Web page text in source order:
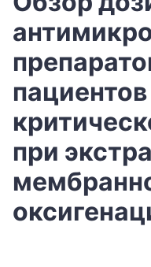
пациентов
при